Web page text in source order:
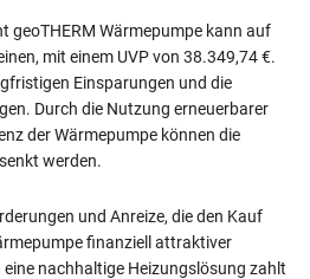
geoTHERM Wärmepumpe kann auf
mit einem UVP von 38.349,74 €.
Einsparungen und die
Durch die Nutzung erneuerbarer
der Wärmepumpe können die
werden.
und Anreize, die den Kauf
finanziell attraktiver
nachhaltige Heizungslösung zahlt